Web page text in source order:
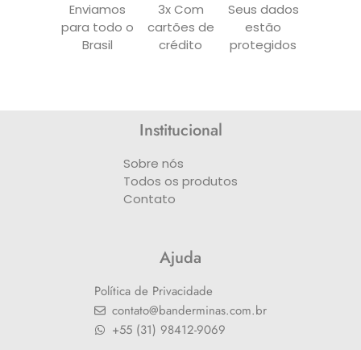
Enviamos
para todo o
Brasil
3x Com
cartões de
crédito
Seus dados
estão
protegidos
Institucional
Sobre nós
Todos os produtos
Contato
Ajuda
Política de Privacidade
contato@banderminas.com.br
+55 (31) 98412-9069